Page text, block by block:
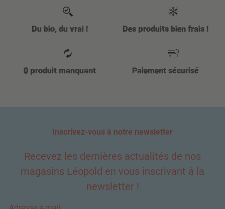
Du bio, du vrai ! Des produits bien frais !
0 produit manquant Paiement sécurisé
Inscrivez-vous à notre newsletter
Recevez les dernières actualités de nos
magasins Léopold en vous inscrivant à la
newsletter !